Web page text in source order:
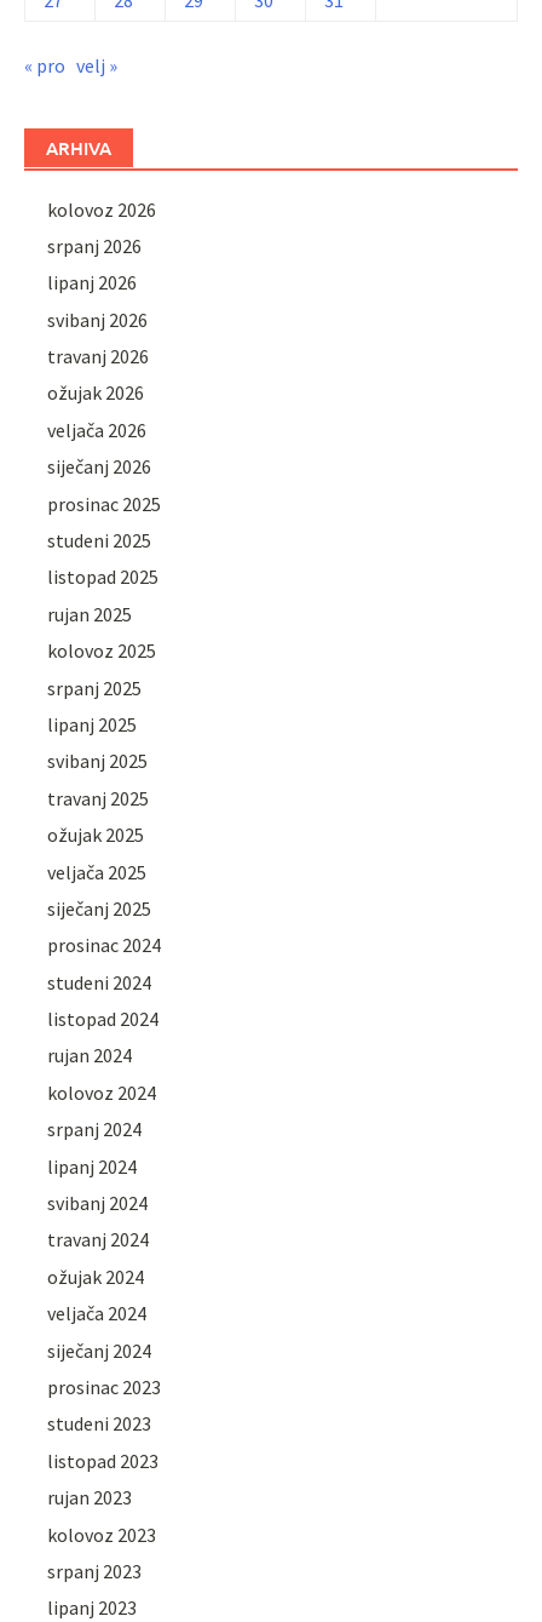
« pro velj »
ARHIVA
kolovoz 2026
srpanj 2026
lipanj 2026
svibanj 2026
travanj 2026
ožujak 2026
veljača 2026
siječanj 2026
prosinac 2025
studeni 2025
listopad 2025
rujan 2025
kolovoz 2025
srpanj 2025
lipanj 2025
svibanj 2025
travanj 2025
ožujak 2025
veljača 2025
siječanj 2025
prosinac 2024
studeni 2024
listopad 2024
rujan 2024
kolovoz 2024
srpanj 2024
lipanj 2024
svibanj 2024
travanj 2024
ožujak 2024
veljača 2024
siječanj 2024
prosinac 2023
studeni 2023
listopad 2023
rujan 2023
kolovoz 2023
srpanj 2023
lipanj 2023